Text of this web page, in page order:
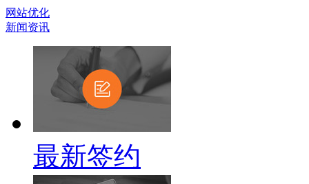
网站优化
新闻资讯
最新签约